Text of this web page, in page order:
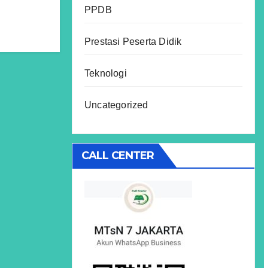
PPDB
Prestasi Peserta Didik
Teknologi
Uncategorized
CALL CENTER